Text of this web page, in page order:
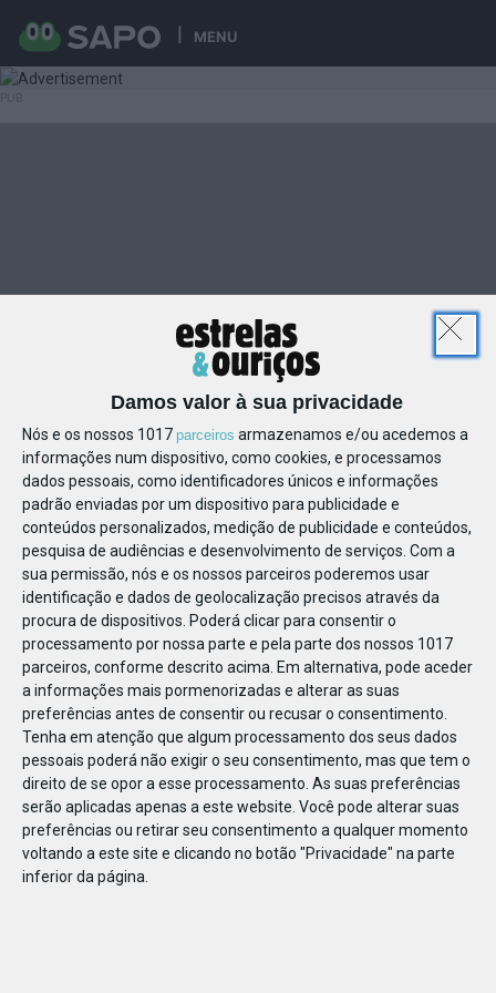
MENU
Damos valor à sua privacidade
Nós e os nossos 1017 parceiros armazenamos e/ou acedemos a
informações num dispositivo, como cookies, e processamos
dados pessoais, como identificadores únicos e informações
padrão enviadas por um dispositivo para publicidade e
conteúdos personalizados, medição de publicidade e conteúdos,
pesquisa de audiências e desenvolvimento de serviços. Com a
sua permissão, nós e os nossos parceiros poderemos usar
identificação e dados de geolocalização precisos através da
procura de dispositivos. Poderá clicar para consentir o
processamento por nossa parte e pela parte dos nossos 1017
parceiros, conforme descrito acima. Em alternativa, pode aceder
a informações mais pormenorizadas e alterar as suas
preferências antes de consentir ou recusar o consentimento.
Tenha em atenção que algum processamento dos seus dados
pessoais poderá não exigir o seu consentimento, mas que tem o
direito de se opor a esse processamento. As suas preferências
serão aplicadas apenas a este website. Você pode alterar suas
preferências ou retirar seu consentimento a qualquer momento
voltando a este site e clicando no botão "Privacidade" na parte
inferior da página.
497371083679554